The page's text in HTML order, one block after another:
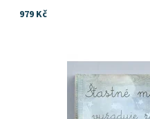
979 Kč
Dostupnost: Skladem